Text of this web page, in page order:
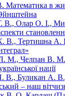
Математика в
В., Олар О. І.,
В., Тертишна А.
М., Челпан В.
нації
В., Буликан А.
– наш